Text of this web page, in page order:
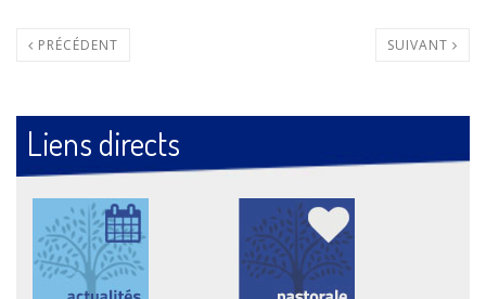
PRÉCÉDENT SUIVANT
Liens directs